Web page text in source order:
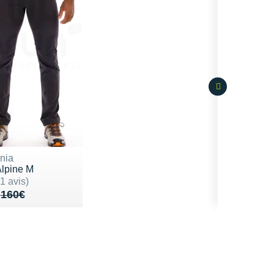
M
avis)
sur 5
160€
de 160€